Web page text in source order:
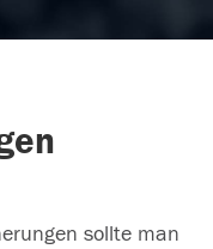
sollte man